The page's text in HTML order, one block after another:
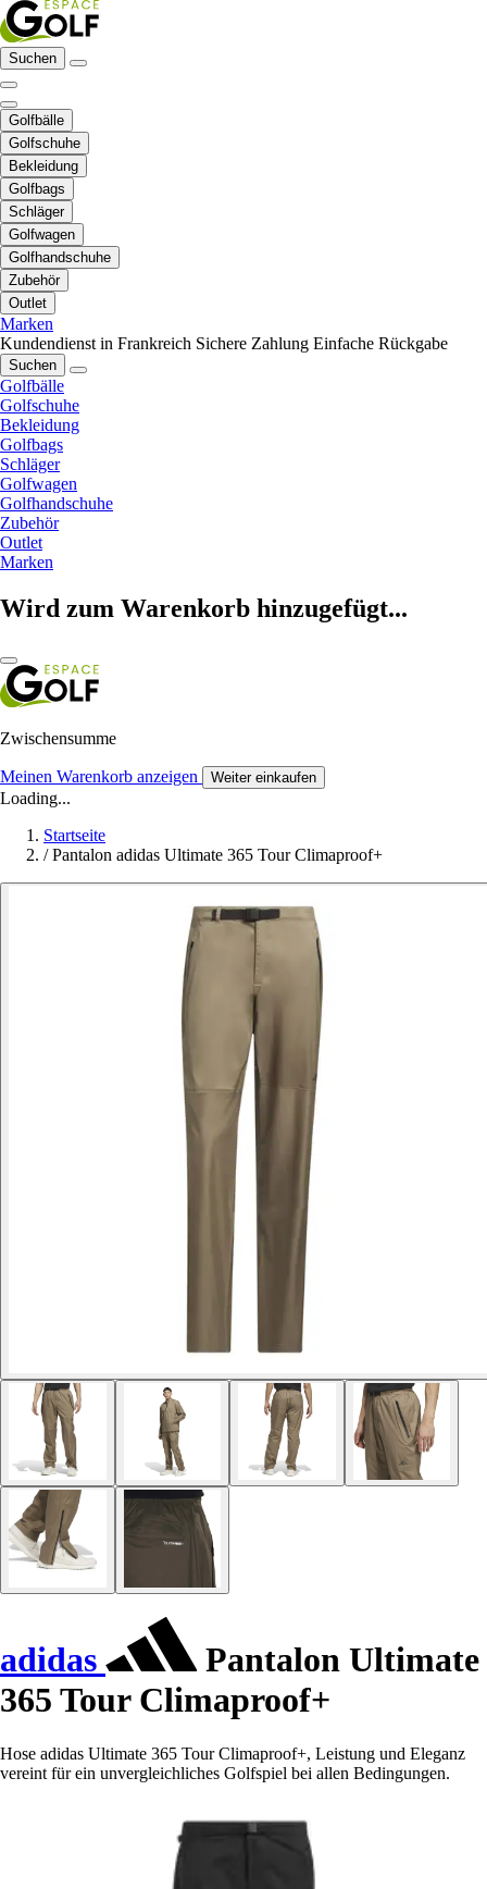
Suchen
Golfbälle
Golfschuhe
Bekleidung
Golfbags
Schläger
Golfwagen
Golfhandschuhe
Zubehör
Outlet
Marken
Kundendienst in Frankreich Sichere Zahlung Einfache Rückgabe
Suchen
Golfbälle
Golfschuhe
Bekleidung
Golfbags
Schläger
Golfwagen
Golfhandschuhe
Zubehör
Outlet
Marken
Wird zum Warenkorb hinzugefügt...
Zwischensumme
Meinen Warenkorb anzeigen Weiter einkaufen
Loading...
Startseite
/ Pantalon adidas Ultimate 365 Tour Climaproof+
adidas
Pantalon Ultimate
365 Tour Climaproof+
Hose adidas Ultimate 365 Tour Climaproof+, Leistung und Eleganz
vereint für ein unvergleichliches Golfspiel bei allen Bedingungen.